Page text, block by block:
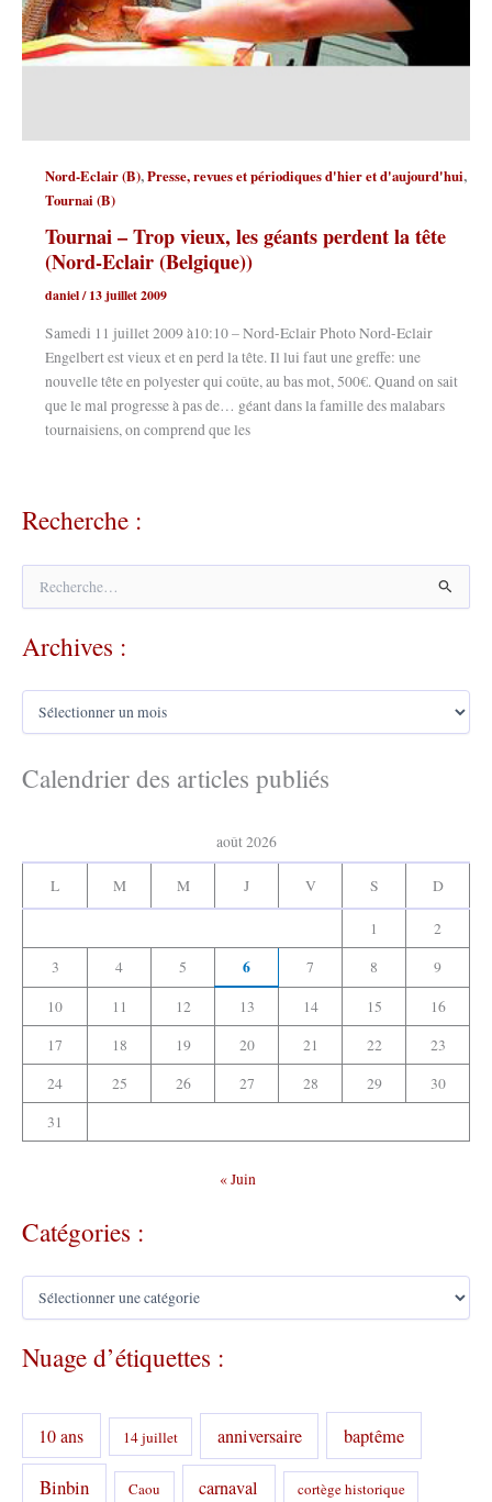
Nord-Eclair (B),Presse, revues et périodiques d'hier et d'aujourd'hui,
Tournai (B)
Tournai – Trop vieux, les géants perdent la tête
(Nord-Eclair (Belgique))
daniel/13 juillet 2009
Samedi 11 juillet 2009 à10:10 – Nord-Eclair Photo Nord-Eclair
Engelbert est vieux et en perd la tête. Il lui faut une greffe: une
nouvelle tête en polyester qui coûte, au bas mot, 500€. Quand on sait
que le mal progresse à pas de… géant dans la famille des malabars
tournaisiens, on comprend que les
Recherche :
h
e
h
r
Archives :
A
h
iCalendrier des articles publiés
août 2026
L M M J V S D
1
2
3
4 5 6 7 8
9
10
11 12 13 14 15
16
17
18 19 20 21 22
23
24
25 26 27 28 29
30
31
« Juin
Catégories :
C
é
g
r
e
Nuage d’étiquettes :
10 ans 14 juillet anniversaire baptême
Binbin Caou carnaval cortège historique